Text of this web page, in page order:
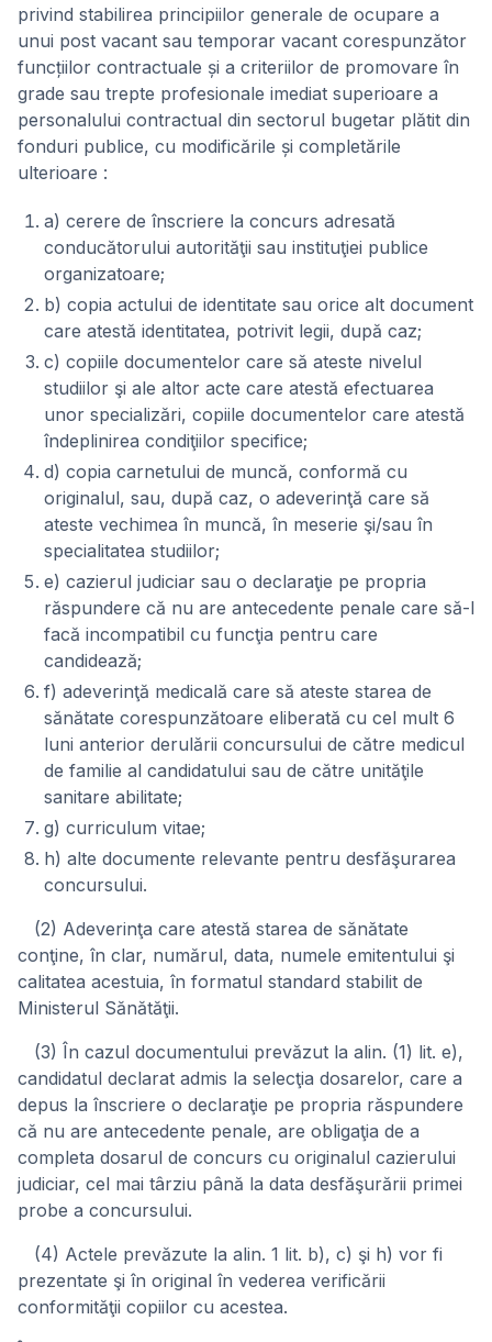
privind stabilirea principiilor generale de ocupare a
unui post vacant sau temporar vacant corespunzător
funcțiilor contractuale și a criteriilor de promovare în
grade sau trepte profesionale imediat superioare a
personalului contractual din sectorul bugetar plătit din
fonduri publice, cu modificările și completările
ulterioare :
a) cerere de înscriere la concurs adresată
conducătorului autorităţii sau instituţiei publice
organizatoare;
b) copia actului de identitate sau orice alt document
care atestă identitatea, potrivit legii, după caz;
c) copiile documentelor care să ateste nivelul
studiilor şi ale altor acte care atestă efectuarea
unor specializări, copiile documentelor care atestă
îndeplinirea condiţiilor specifice;
d) copia carnetului de muncă, conformă cu
originalul, sau, după caz, o adeverinţă care să
ateste vechimea în muncă, în meserie şi/sau în
specialitatea studiilor;
e) cazierul judiciar sau o declaraţie pe propria
răspundere că nu are antecedente penale care să-l
facă incompatibil cu funcţia pentru care
candidează;
f) adeverinţă medicală care să ateste starea de
sănătate corespunzătoare eliberată cu cel mult 6
luni anterior derulării concursului de către medicul
de familie al candidatului sau de către unităţile
sanitare abilitate;
g) curriculum vitae;
h) alte documente relevante pentru desfăşurarea
concursului.
(2) Adeverinţa care atestă starea de sănătate
conţine, în clar, numărul, data, numele emitentului şi
calitatea acestuia, în formatul standard stabilit de
Ministerul Sănătăţii.
(3) În cazul documentului prevăzut la alin. (1) lit. e),
candidatul declarat admis la selecţia dosarelor, care a
depus la înscriere o declaraţie pe propria răspundere
că nu are antecedente penale, are obligaţia de a
completa dosarul de concurs cu originalul cazierului
judiciar, cel mai târziu până la data desfăşurării primei
probe a concursului.
(4) Actele prevăzute la alin. 1 lit. b), c) şi h) vor fi
prezentate şi în original în vederea verificării
conformităţii copiilor cu acestea.